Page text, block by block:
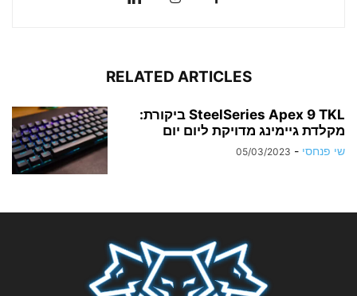
RELATED ARTICLES
SteelSeries Apex 9 TKL ביקורת:
מקלדת גיימינג מדויקת ליום יום
שי פנחסי -
05/03/2023